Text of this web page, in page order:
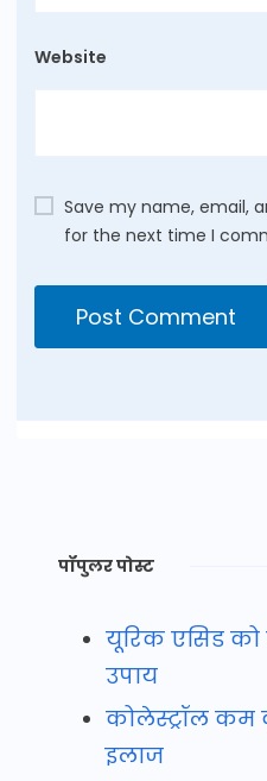
Website
Save my name, email,
for the next time I
पॉपुलर पोस्ट
यूरिक एसिड
उपाय
कोलेस्ट्रॉल कम
इलाज